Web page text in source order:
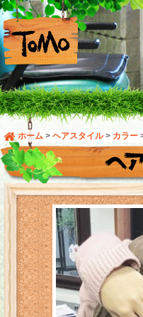
ホーム > ヘアスタイル> カラー